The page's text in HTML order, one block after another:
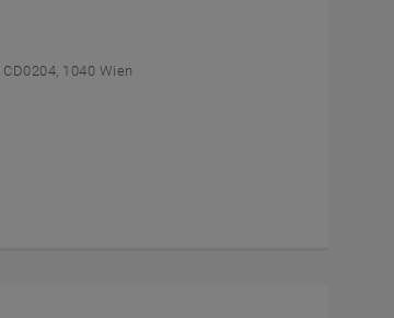
1040 Wien